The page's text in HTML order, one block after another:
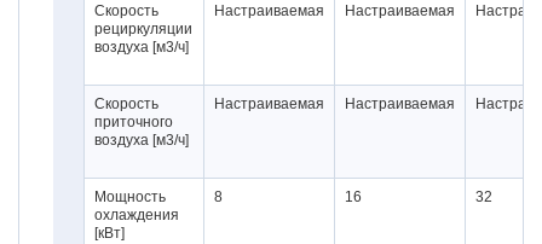
Скорость
рециркуляции
воздуха [м3/ч]
Настраиваемая Настраиваемая
Скорость
приточного
воздуха [м3/ч]
Настраиваемая Настраиваемая
Мощность
охлаждения
[кВт]
8 16 32